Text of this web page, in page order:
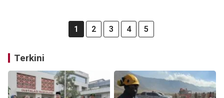
1 2 3 4 5
Terkini